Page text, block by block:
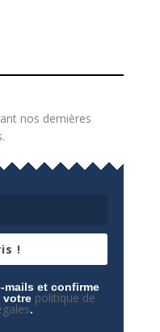
nos dernières
!
mails et confirme
votre politique de
.